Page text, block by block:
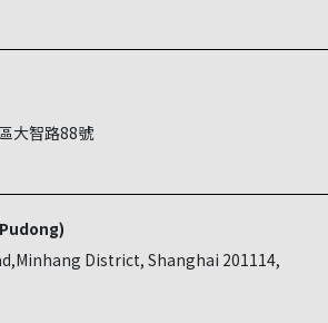
大智路88號
District, Shanghai 201114,